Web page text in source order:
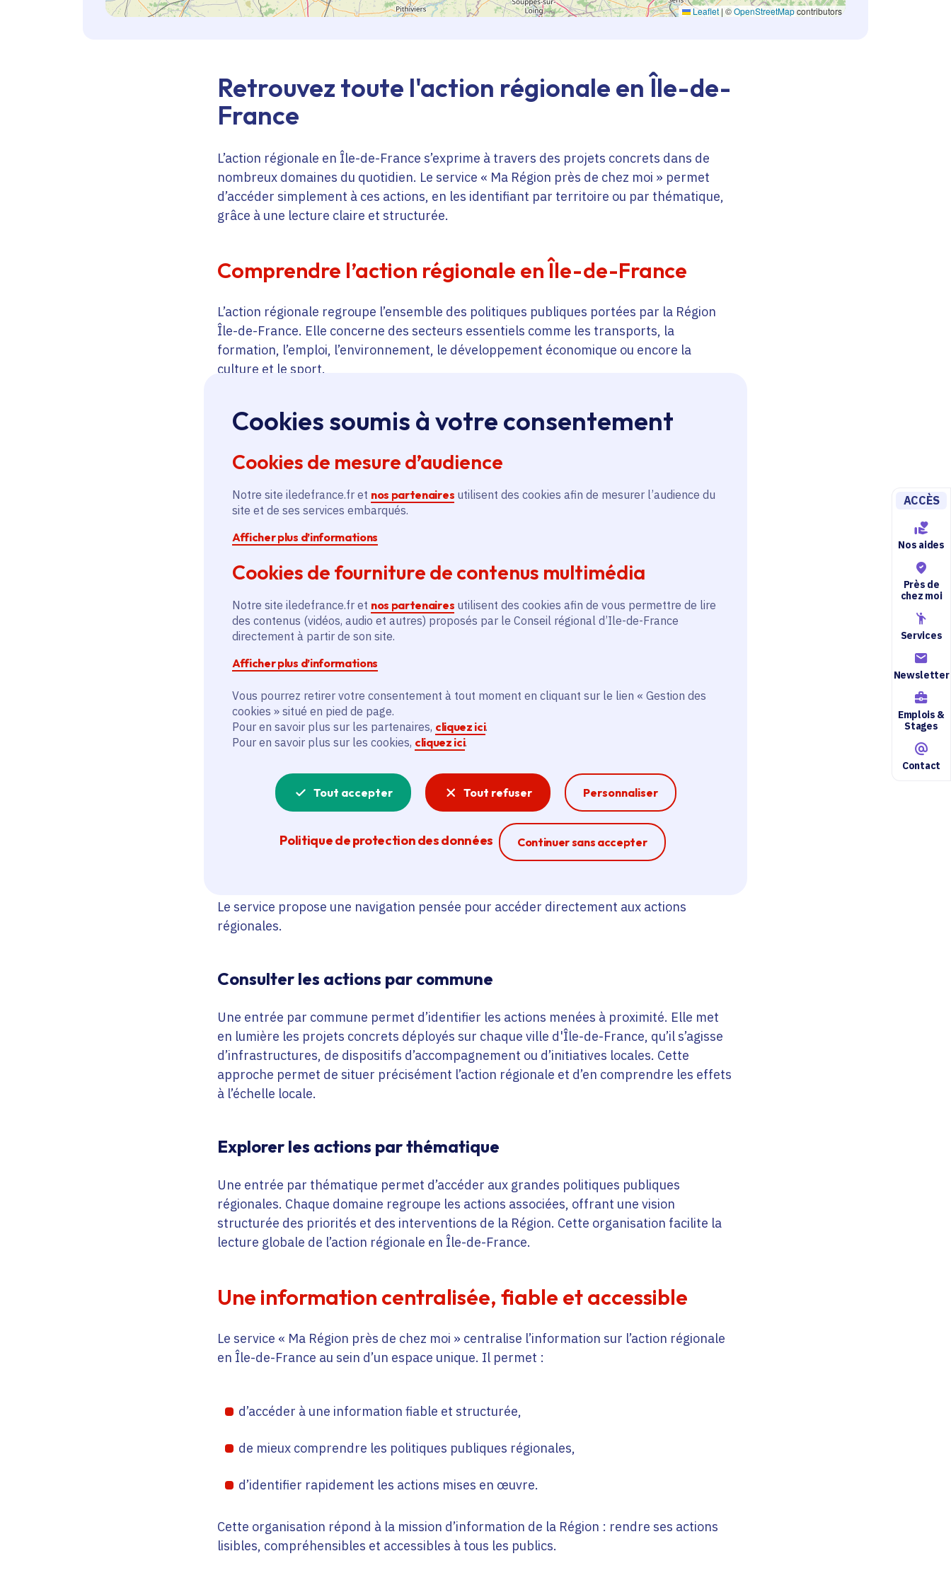
Cookies soumis à votre consentement
Cookies de mesure d’audience
Notre site iledefrance.fr et nos partenaires utilisent des cookies afin de mesurer l’audience du
site et de ses services embarqués.
Afficher plus d’informations
Cookies de fourniture de contenus multimédia
Notre site iledefrance.fr et nos partenaires utilisent des cookies afin de vous permettre de lire
des contenus (vidéos, audio et autres) proposés par le Conseil régional d’Ile-de-France
directement à partir de son site.
Afficher plus d’informations
Vous pourrez retirer votre consentement à tout moment en cliquant sur le lien « Gestion des
cookies » situé en pied de page.
Pour en savoir plus sur les partenaires, cliquez ici.
Pour en savoir plus sur les cookies, cliquez ici.
Tout accepter Tout refuser Personnaliser
Politique de protection des données Continuer sans accepter
Ferme la modale
ACCÈS
Nos aides
Près de
chez moi
Services
Newsletter
Emplois &
Stages
Contact
Leaflet | ©OpenStreetMapcontributors
Retrouvez toute l'action régionale en Île-de-
France
L’action régionale en Île-de-France s’exprime à travers des projets concrets dans de
nombreux domaines du quotidien. Le service « Ma Région près de chez moi » permet
d’accéder simplement à ces actions, en les identifiant par territoire ou par thématique,
grâce à une lecture claire et structurée.
Comprendre l’action régionale en Île-de-France
L’action régionale regroupe l’ensemble des politiques publiques portées par la Région
Île-de-France. Elle concerne des secteurs essentiels comme les transports, la
formation, l’emploi, l’environnement, le développement économique ou encore la
culture et le sport.
déployés sur l’ensemble du territoire. Elles traduisent des engagements concrets qui
répondent aux besoins des habitants, des entreprises et des acteurs locaux.
régionale
Le service « Ma Région près de chez moi » a été conçu pour rendre l’action régionale en
Île-de-France plus lisible. Il s’appuie sur un traitement automatisé par intelligence
artificielle des contenus (rapports votés parle Conseil régional en Commissions
permanentes) pour faciliter la compréhension des actions menées par la Région. Les
informations sont organisées et restituées de manière claire, afin de permettre une
lecture rapide et structurée des projets et dispositifs.
Ce service permet ainsi de mieux comprendre :
ce que fait la Région Île-de-France,
où ses actions sont déployées,
Explorer l’action régionale au plus près du territoire
Le service propose une navigation pensée pour accéder directement aux actions
régionales.
Consulter les actions par commune
Une entrée par commune permet d’identifier les actions menées à proximité. Elle met
en lumière les projets concrets déployés sur chaque ville d'Île-de-France, qu’il s’agisse
d’infrastructures, de dispositifs d’accompagnement ou d’initiatives locales. Cette
approche permet de situer précisément l’action régionale et d’en comprendre les effets
à l’échelle locale.
Explorer les actions par thématique
Une entrée par thématique permet d’accéder aux grandes politiques publiques
régionales. Chaque domaine regroupe les actions associées, offrant une vision
structurée des priorités et des interventions de la Région. Cette organisation facilite la
lecture globale de l’action régionale en Île-de-France.
Une information centralisée, fiable et accessible
Le service « Ma Région près de chez moi » centralise l’information sur l’action régionale
en Île-de-France au sein d’un espace unique. Il permet :
d’accéder à une information fiable et structurée,
de mieux comprendre les politiques publiques régionales,
d’identifier rapidement les actions mises en œuvre.
Cette organisation répond à la mission d’information de la Région : rendre ses actions
lisibles, compréhensibles et accessibles à tous les publics.